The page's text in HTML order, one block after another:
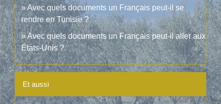
Avec quels documents un Français peut-il se
rendre en Tunisie ?
Avec quels documents un Français peut-il aller aux
États-Unis ?
Et aussi